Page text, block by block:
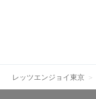
レッツエンジョイ東京